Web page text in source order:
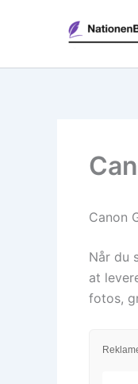
Canon
Når du
at
fotos,